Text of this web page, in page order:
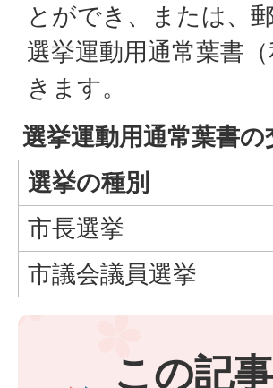
とができ、または、
選挙運動用通常葉書
きます。
選挙運動用通常葉書の
選挙の種別
市長選挙
市議会議員選挙
この記